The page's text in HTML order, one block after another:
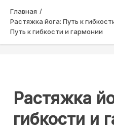
Главная
Растяжка йога: Путь к
Путь к гибкости и гармонии
Растяжка
гибкости и